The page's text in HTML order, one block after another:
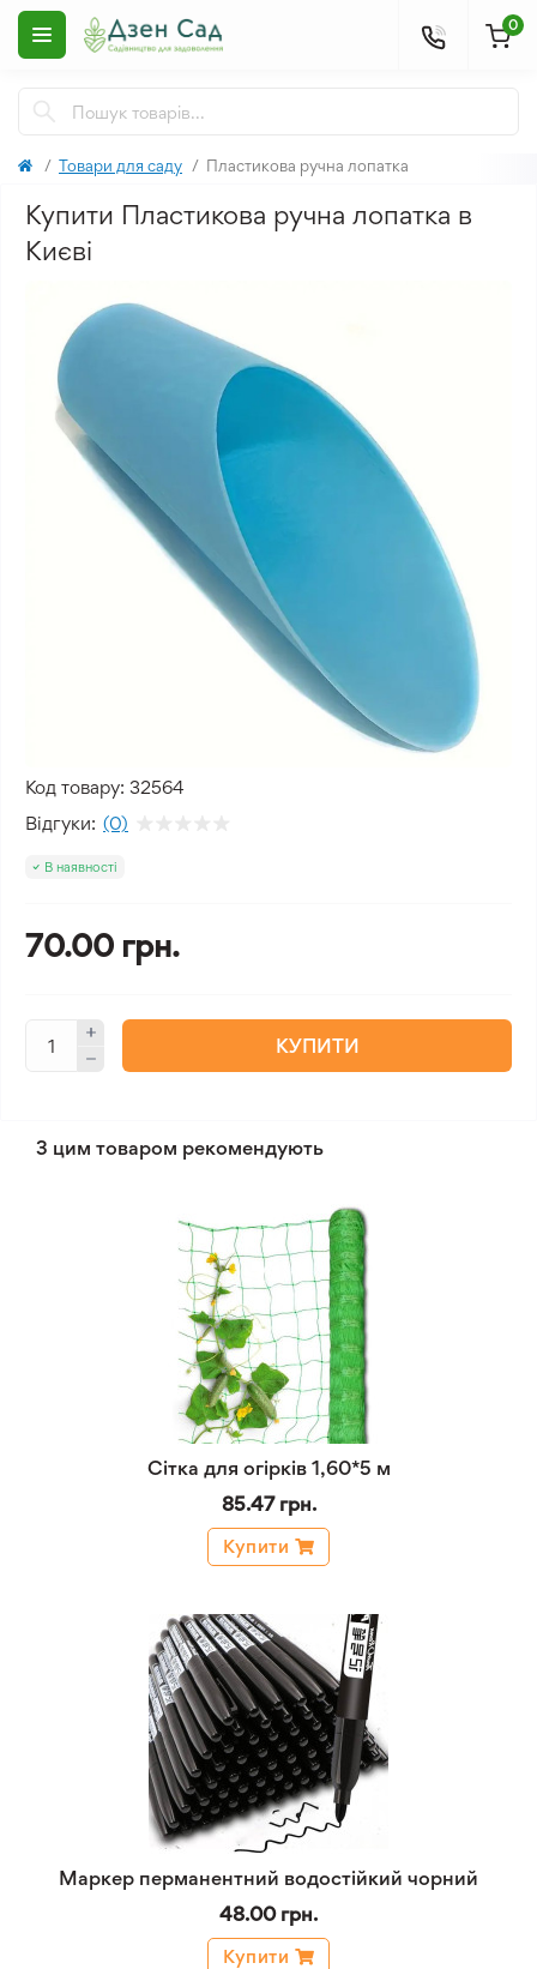
0
Товари для саду Пластикова ручна лопатка
Купити Пластикова ручна лопатка в
Києві
Код товару: 32564
Відгуки: (0)
В наявності
70.00 грн.
КУПИТИ
З цим товаром рекомендують
Сітка для огірків 1,60*5 м
85.47 грн.
Купити
Маркер перманентний водостійкий чорний
48.00 грн.
Купити